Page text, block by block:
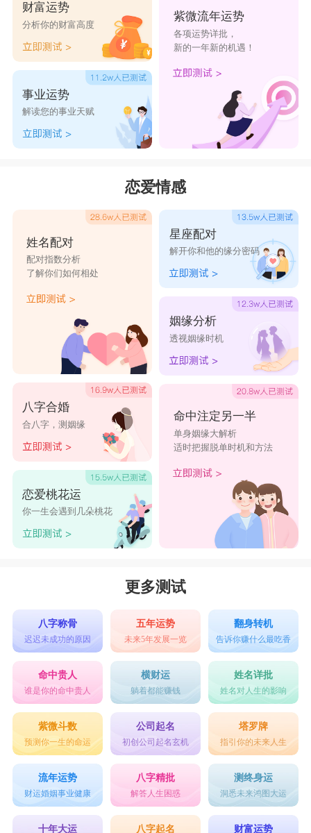
财富运势
分析你的财富高度
事业运势
解读您的事业天赋
紫微流年运势
各项运势详批，
新的一年新的机遇！
恋爱情感
姓名配对
配对指数分析
了解你们如何相处
八字合婚
合八字，测姻缘
恋爱桃花运
你一生会遇到几朵桃花
星座配对
解开你和他的缘分密码
姻缘分析
透视姻缘时机
命中注定另一半
单身姻缘大解析
适时把握脱单时机和方法
更多测试
八字称骨
迟迟未成功的原因
五年运势
未来5年发展一览
翻身转机
告诉你赚什么最吃香
命中贵人
谁是你的命中贵人
横财运
躺着都能赚钱
姓名详批
姓名对人生的影响
紫微斗数
预测你一生的命运
公司起名
初创公司起名玄机
塔罗牌
指引你的未来人生
流年运势
财运婚姻事业健康
八字精批
解答人生困惑
测终身运
洞悉未来鸿图大运
十年大运 八字起名 财富运势